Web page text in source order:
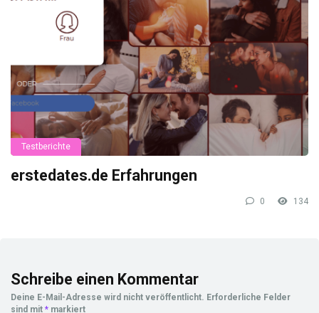
Testberichte
erstedates.de Erfahrungen
0 134
Schreibe einen Kommentar
Deine E-Mail-Adresse wird nicht veröffentlicht. Erforderliche Felder
sind mit * markiert